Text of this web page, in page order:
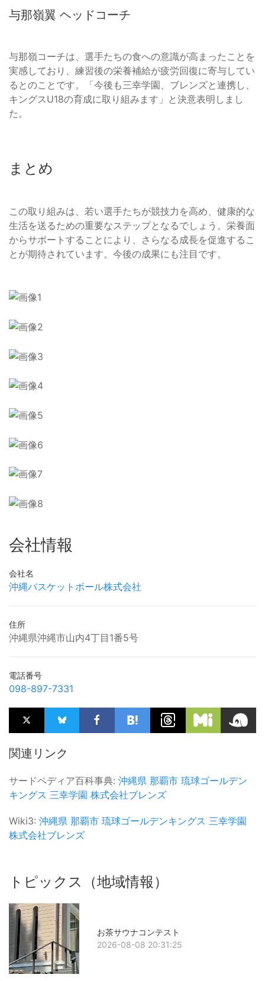
与那嶺翼 ヘッドコーチ
与那嶺コーチは、選手たちの食への意識が高まったことを
実感しており、練習後の栄養補給が疲労回復に寄与してい
るとのことです。「今後も三幸学園、ブレンズと連携し、
キングスU18の育成に取り組みます」と決意表明しまし
た。
まとめ
この取り組みは、若い選手たちが競技力を高め、健康的な
生活を送るための重要なステップとなるでしょう。栄養面
からサポートすることにより、さらなる成長を促進するこ
とが期待されています。今後の成果にも注目です。
会社情報
会社名
沖縄バスケットボール株式会社
住所
沖縄県沖縄市山内4丁目1番5号
電話番号
098-897-7331
関連リンク
サードペディア百科事典: 沖縄県 那覇市 琉球ゴールデン
キングス 三幸学園 株式会社ブレンズ
Wiki3: 沖縄県 那覇市 琉球ゴールデンキングス 三幸学園
株式会社ブレンズ
トピックス（地域情報）
お茶サウナコンテスト
2026-08-08 20:31:25